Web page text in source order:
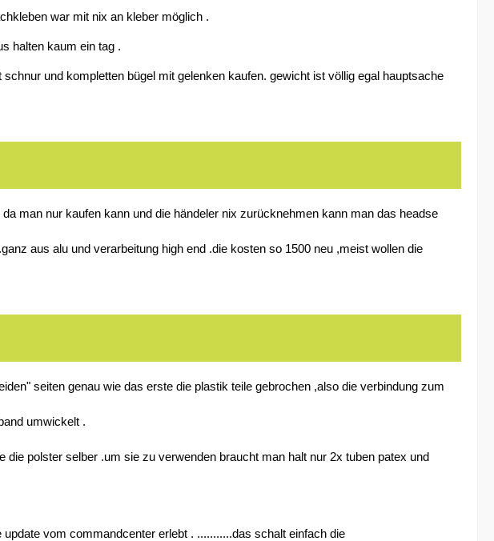
war mit nix an kleber möglich .
halten kaum ein tag .
und kompletten bügel mit gelenken kaufen. gewicht ist völlig egal hauptsache
man nur kaufen kann und die händeler nix zurücknehmen kann man das headse
aus alu und verarbeitung high end .die kosten so 1500 neu ,meist wollen die
seiten genau wie das erste die plastik teile gebrochen ,also die verbindung zum
umwickelt .
polster selber .um sie zu verwenden braucht man halt nur 2x tuben patex und
vom commandcenter erlebt . ...........das schalt einfach die